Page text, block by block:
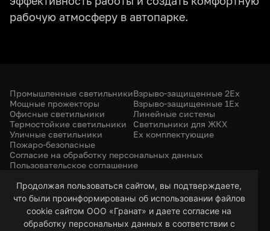
рабочую атмосферу в автопарке.
Продолжая пользоваться сайтом, вы подтверждаете,
что были проинформированы об использовании файлов
cookie сайтом ООО «Гранат» и даете согласие на
обработку персональных данных в соответствии с
Промышленные светильники
Мощные прожекторы
Офисные светильники
Термостойкие светильники
Уличные светильники
Пожаро-безопасные
Взрыво-защищенные 2Ex
Взрыво-защищенные 1Ex
Линейные системы
Светильники для ЖКХ
Ex комплектующие
Согласие на обработку персональных данных
Пользовательское соглашение
+7 (385) 299-31-31
led-22@bk.ru
г. Барнаул, 656053
ул. Северо-Западная, 57/99